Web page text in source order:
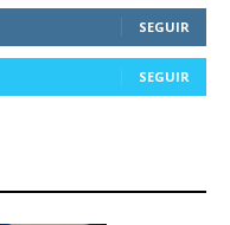
SEGUIR
SEGUIR